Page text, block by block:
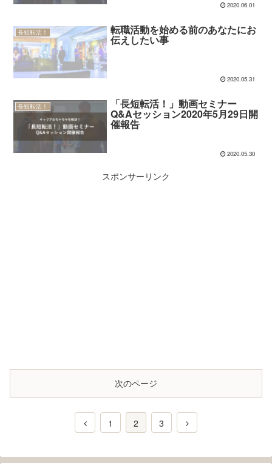
2020.06.01
長短転活！ 転職活動を始める前のあなたにお
伝えしたい事
2020.05.31
長短転活！ 「長短転活！」動画セミナー
Q&Aセッション2020年5月29日開
催報告
2020.05.30
スポンサーリンク
次のページ
1 2 3